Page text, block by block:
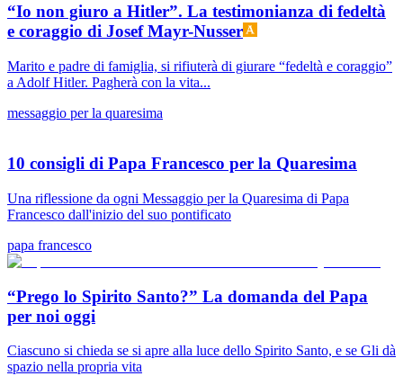
“Io non giuro a Hitler”. La testimonianza di fedeltà
e coraggio di Josef Mayr-Nusser
Marito e padre di famiglia, si rifiuterà di giurare “fedeltà e coraggio”
a Adolf Hitler. Pagherà con la vita...
messaggio per la quaresima
10 consigli di Papa Francesco per la Quaresima
Una riflessione da ogni Messaggio per la Quaresima di Papa
Francesco dall'inizio del suo pontificato
papa francesco
“Prego lo Spirito Santo?” La domanda del Papa
per noi oggi
Ciascuno si chieda se si apre alla luce dello Spirito Santo, e se Gli dà
spazio nella propria vita